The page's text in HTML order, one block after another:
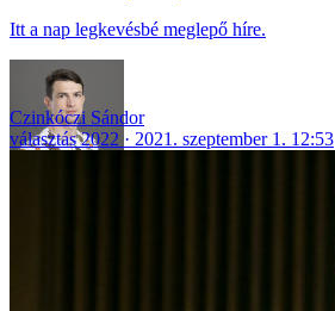
Itt a nap legkevésbé meglepő híre.
Czinkóczi Sándor
választás 2022
2021. szeptember 1. 12:53